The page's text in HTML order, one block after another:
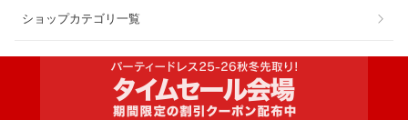
ショップカテゴリ一覧
会社概要（支払・配送方法）